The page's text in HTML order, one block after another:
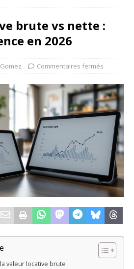
brute vs nette :
en 2026
Commentaires fermés
valeur locative brute